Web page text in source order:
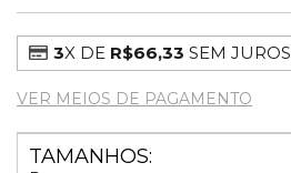
3X DE R$66,33 SEM JUROS
VER MEIOS DE PAGAMENTO
TAMANHOS: